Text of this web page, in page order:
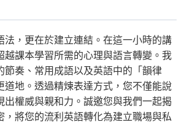
法，更在於建立連結。在這一小時的講
越課本學習所需的心理與語言轉變。我
節奏、常用成語以及英語中的「韻律
道地。透過精煉表達方式，您不僅能說
出權威與親和力。誠邀您與我們一起揭
，將您的流利英語轉化為建立職場與私